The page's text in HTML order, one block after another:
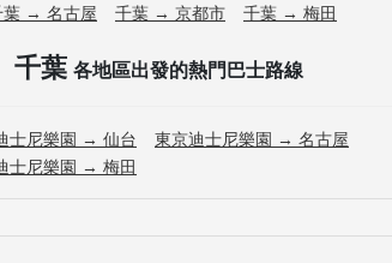
葉 → 名古屋 千葉 → 京都市 千葉 → 梅田
千葉 各地區出發的熱門巴士路線
士尼樂園 → 仙台
東京迪士尼樂園 → 名古屋
士尼樂園 → 梅田